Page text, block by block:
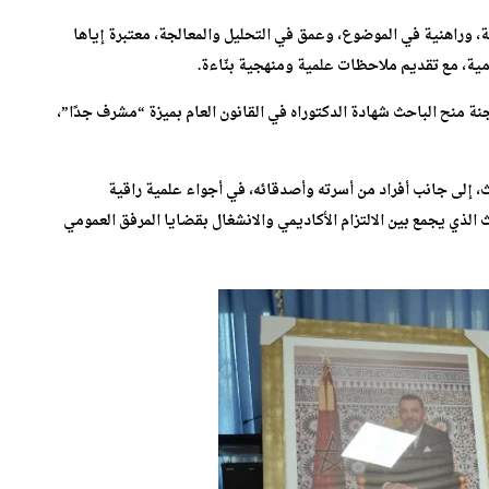
في الموضوع، وعمق في التحليل والمعالجة، معتبرة إياها
مع تقديم ملاحظات علمية ومنهجية بنّاءة.
الباحث شهادة الدكتوراه في القانون العام بميزة “مشرف جدًا”،
جانب أفراد من أسرته وأصدقائه، في أجواء علمية راقية
يجمع بين الالتزام الأكاديمي والانشغال بقضايا المرفق العمومي